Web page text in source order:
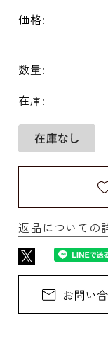
価格:
数量:
在庫:
返品についての